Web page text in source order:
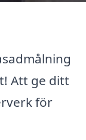
Att ge ditt
för